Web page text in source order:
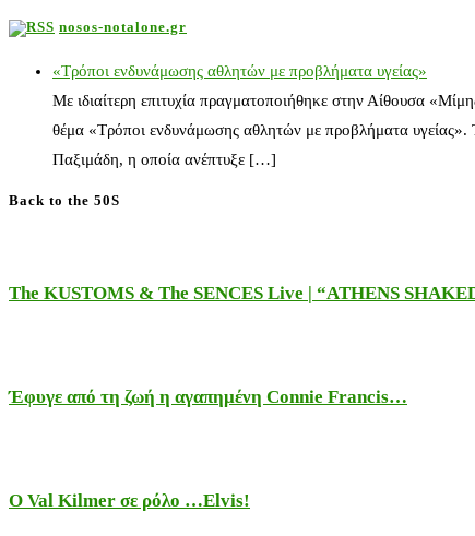
nosos-notalone.gr
«Τρόποι ενδυνάμωσης αθλητών με προβλήματα υγείας»
Με ιδιαίτερη επιτυχία πραγματοποιήθηκε στην Αίθουσα
θέμα «Τρόποι ενδυνάμωσης αθλητών με προβλήματα
Παξιμάδη, η οποία ανέπτυξε […]
Back to the 50S
The KUSTOMS & The SENCES Live | “ATHENS
Έφυγε από τη ζωή η αγαπημένη Connie Francis…
Ο Val Kilmer σε ρόλο …Elvis!